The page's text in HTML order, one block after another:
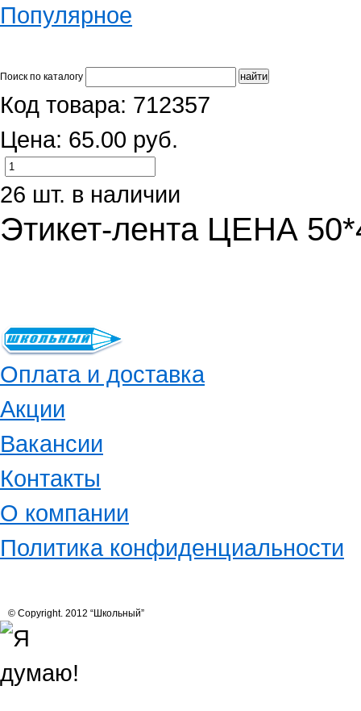
Популярное
Поиск по каталогу
Код товара: 712357
Цена: 65.00 руб.
26 шт. в наличии
Этикет-лента ЦЕНА
Оплата и доставка
Акции
Вакансии
Контакты
О компании
Политика конфиденциальности
© Copyright. 2012 “Школьный”